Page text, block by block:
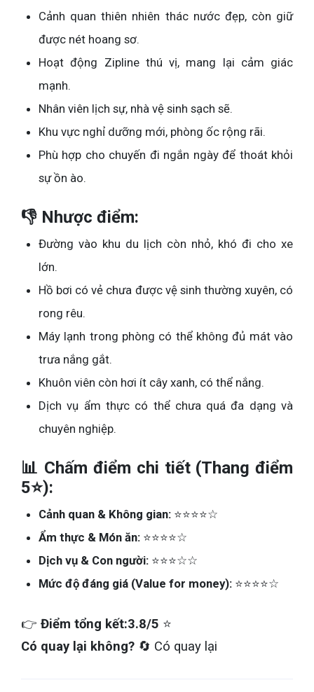
Cảnh quan thiên nhiên thác nước đẹp, còn giữ
được nét hoang sơ.
Hoạt động Zipline thú vị, mang lại cảm giác
mạnh.
Nhân viên lịch sự, nhà vệ sinh sạch sẽ.
Khu vực nghỉ dưỡng mới, phòng ốc rộng rãi.
Phù hợp cho chuyến đi ngắn ngày để thoát khỏi
sự ồn ào.
👎 Nhược điểm:
Đường vào khu du lịch còn nhỏ, khó đi cho xe
lớn.
Hồ bơi có vẻ chưa được vệ sinh thường xuyên, có
rong rêu.
Máy lạnh trong phòng có thể không đủ mát vào
trưa nắng gắt.
Khuôn viên còn hơi ít cây xanh, có thể nắng.
Dịch vụ ẩm thực có thể chưa quá đa dạng và
chuyên nghiệp.
📊 Chấm điểm chi tiết (Thang điểm
5⭐):
Cảnh quan & Không gian: ⭐⭐⭐⭐☆
Ẩm thực & Món ăn: ⭐⭐⭐⭐☆
Dịch vụ & Con người: ⭐⭐⭐☆☆
Mức độ đáng giá (Value for money): ⭐⭐⭐⭐☆
👉 Điểm tổng kết:3.8/5 ⭐
Có quay lại không? 🔄 Có quay lại